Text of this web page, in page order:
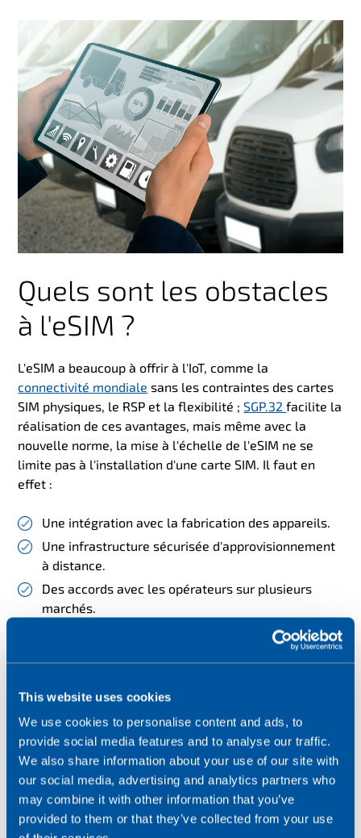
This website uses cookies
We use cookies to personalise content and ads, to
provide social media features and to analyse our traffic.
We also share information about your use of our site with
our social media, advertising and analytics partners who
may combine it with other information that you’ve
provided to them or that they’ve collected from your use
Quels sont les obstacles
à l'eSIM ?
L'eSIM a beaucoup à offrir à l'IoT, comme la
connectivité mondiale sans les contraintes des cartes
SIM physiques, le RSP et la flexibilité ;SGP.32facilite la
réalisation de ces avantages, mais même avec la
nouvelle norme, la mise à l'échelle de l'eSIM ne se
limite pas à l'installation d'une carte SIM. Il faut en
effet :
Une intégration avec la fabrication des appareils.
Une infrastructure sécurisée d'approvisionnement
à distance.
Des accords avec les opérateurs sur plusieurs
marchés.
investissement important en termes de systèmes,
d'expertise et d'infrastructure. Un investissement qui
dépasse les capacités de la plupart des entreprises
qui, après tout, ne veulent pas être des spécialistes de
l'IoT, mais simplement que l'IoT soutienne leur cœur de
Il est plus réaliste de s'associer à un fournisseur de